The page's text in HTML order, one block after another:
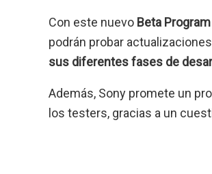
Con este nuevo Beta
podrán probar
sus diferentes fases de
Además, Sony promete un
los testers, gracias a un